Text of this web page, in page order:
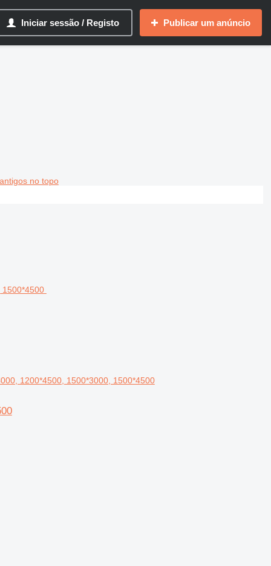
Iniciar sessão / Registo Publicar um anúncio
no topo
1200*4500, 1500*3000, 1500*4500